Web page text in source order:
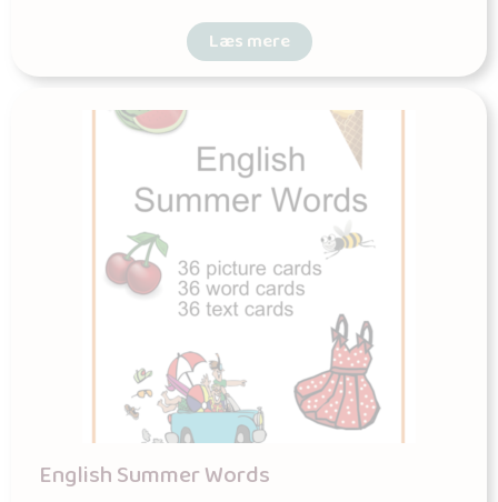
Læs mere
English Summer Words